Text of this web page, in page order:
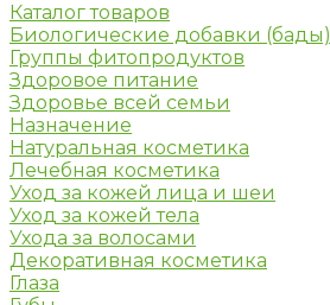
Каталог товаров
Биологические добавки (бады)
Группы фитопродуктов
Здоровое питание
Здоровье всей семьи
Назначение
Натуральная косметика
Лечебная косметика
Уход за кожей лица и шеи
Уход за кожей тела
Ухода за волосами
Декоративная косметика
Глаза